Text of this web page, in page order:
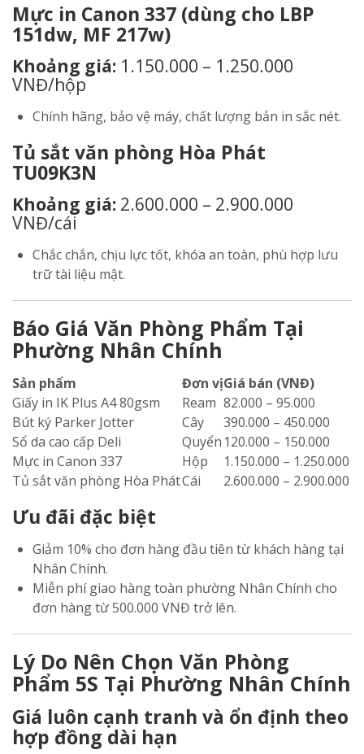
Mực in Canon 337 (dùng cho LBP
151dw, MF 217w)
Khoảng giá: 1.150.000 – 1.250.000
VNĐ/hộp
Chính hãng, bảo vệ máy, chất lượng bản in sắc nét.
Tủ sắt văn phòng Hòa Phát
TU09K3N
Khoảng giá: 2.600.000 – 2.900.000
VNĐ/cái
Chắc chắn, chịu lực tốt, khóa an toàn, phù hợp lưu
trữ tài liệu mật.
Báo Giá Văn Phòng Phẩm Tại
Phường Nhân Chính
Sản phẩm Đơn vịGiá bán (VNĐ)
Giấy in IK Plus A4 80gsm
Ream 82.000 – 95.000
Bút ký Parker Jotter
Cây
390.000 – 450.000
Sổ da cao cấp Deli
Quyển 120.000 – 150.000
Mực in Canon 337
Hộp
1.150.000 – 1.250.000
Tủ sắt văn phòng Hòa PhátCái 2.600.000 – 2.900.000
Ưu đãi đặc biệt
Giảm 10% cho đơn hàng đầu tiên từ khách hàng tại
Nhân Chính.
Miễn phí giao hàng toàn phường Nhân Chính cho
đơn hàng từ 500.000 VNĐ trở lên.
Lý Do Nên Chọn Văn Phòng
Phẩm 5S Tại Phường Nhân Chính
Giá luôn cạnh tranh và ổn định theo
hợp đồng dài hạn